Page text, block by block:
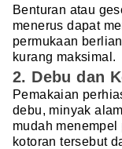
Benturan atau
menerus dapat
permukaan
kurang maksimal.
2. Debu dan
Pemakaian
debu, minyak
mudah
kotoran tersebut